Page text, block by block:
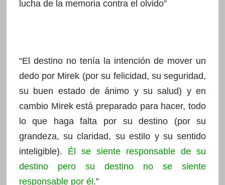
lucha de la memoria contra el olvido”
“El destino no tenía la intención de mover un
dedo por Mirek (por su felicidad, su seguridad,
su buen estado de ánimo y su salud) y en
cambio Mirek está preparado para hacer, todo
lo que haga falta por su destino (por su
grandeza, su claridad, su estilo y su sentido
inteligible). Él se siente responsable de su
destino pero su destino no se siente
responsable por él.”